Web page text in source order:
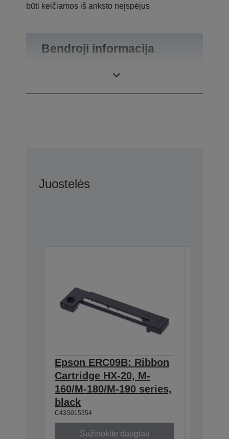
būti keičiamos iš anksto neįspėjus
Bendroji informacija
Juostelės
Epson ERC09B: Ribbon
Cartridge HX-20, M-
160/M-180/M-190 series,
black
C43S015354
Sužinokite daugiau